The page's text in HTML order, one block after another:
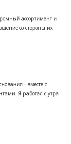
ассортимент и
со стороны их
- вместе с
Я работал с утра